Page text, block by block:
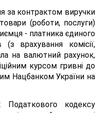
за контрактом виручки
(роботи, послуги)
- платника єдиного
врахування комісії,
на валютний рахунок,
курсом гривні до
Нацбанком України на
Податкового кодексу